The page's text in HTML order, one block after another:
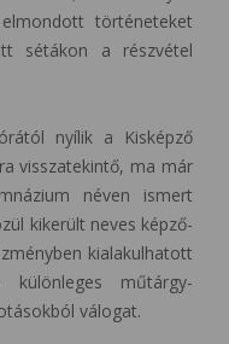
történeteket
sétákon a részvétel
nyílik a Kisképző
visszatekintő, ma már
néven ismert
kikerült neves képző-
kialakulhatott
műtárgy-
válogat.